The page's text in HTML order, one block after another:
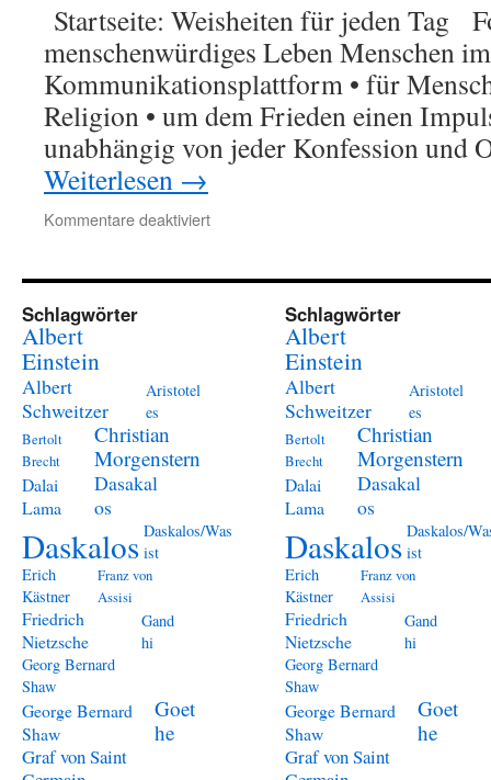
Startseite: Weisheiten für jeden Tag
menschenwürdiges Leben Menschen
Kommunikationsplattform • für
Religion • um dem Frieden einen
unabhängig von jeder Konfession und
Weiterlesen →
Kommentare deaktiviertfür
Schlagwörter
Albert
Einstein
Albert
Schweitzer
Aristotel
es
Bertolt
Brecht
Christian
Morgenstern
Dalai
Lama
Dasakal
os
Daskalos Daskalos/Was
ist
Erich
Kästner
Franz von
Assisi
Friedrich
Nietzsche
Gand
hi
Georg Bernard
Shaw
George Bernard
Shaw
Goet
he
Graf von Saint
Schlagwörter
Albert
Einstein
Albert
Schweitzer
Aristotel
es
Bertolt
Brecht
Christian
Morgenstern
Dalai
Lama
Dasakal
os
Daskalos Daskalos/
ist
Erich
Kästner
Franz von
Assisi
Friedrich
Nietzsche
Gand
hi
Georg Bernard
Shaw
George Bernard
Shaw
Goet
he
Graf von Saint